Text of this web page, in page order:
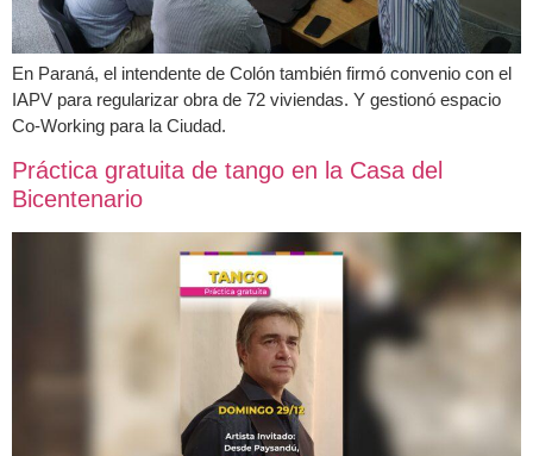
En Paraná, el intendente de Colón también firmó convenio con el
IAPV para regularizar obra de 72 viviendas. Y gestionó espacio
Co-Working para la Ciudad.
Práctica gratuita de tango en la Casa del
Bicentenario